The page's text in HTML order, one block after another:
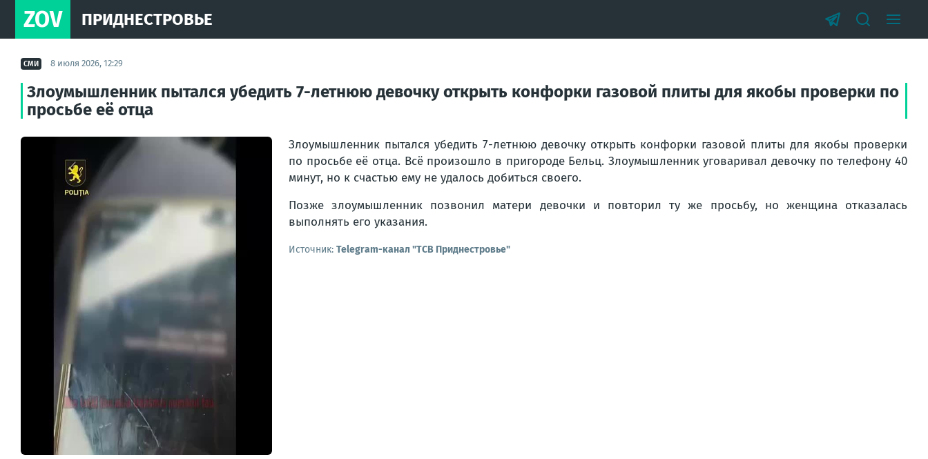
ZOV ПРИДНЕСТРОВЬЕ
СМИ 8 июля 2026, 12:29
Злоумышленник пытался убедить 7-летнюю девочку открыть конфорки газовой плиты для якобы проверки по
просьбе её отца
Злоумышленник пытался убедить 7-летнюю девочку открыть конфорки газовой плиты для якобы проверки
по просьбе её отца. Всё произошло в пригороде Бельц. Злоумышленник уговаривал девочку по телефону 40
минут, но к счастью ему не удалось добиться своего.
Позже злоумышленник позвонил матери девочки и повторил ту же просьбу, но женщина отказалась
выполнять его указания.
Источник: Telegram-канал "ТСВ Приднестровье"